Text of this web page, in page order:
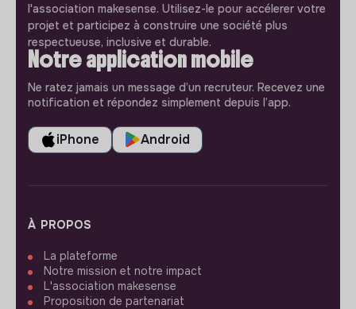
l'association makesense. Utilisez-le pour accélerer votre
projet et participez à construire une société plus
respectueuse, inclusive et durable.
Notre application mobile
Ne ratez jamais un message d’un recruteur. Recevez une
notification et répondez simplement depuis l’app.
iPhone Android
À PROPOS
La plateforme
Notre mission et notre impact
L'association makesense
Proposition de partenariat